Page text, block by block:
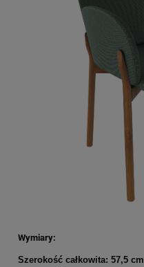
Wymiary:
Szerokość całkowita: 57,5 cm